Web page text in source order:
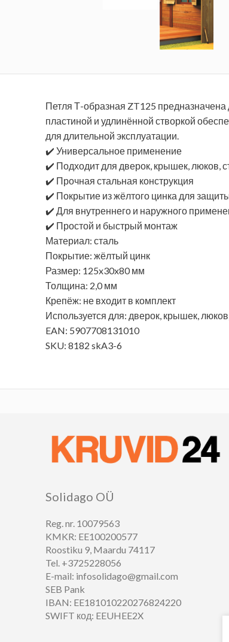
Петля Т-образная ZT125 предназначена
пластиной и удлинённой створкой
для длительной эксплуатации.
✔️ Универсальное применение
✔️ Подходит для дверок, крышек, люков,
✔️ Прочная стальная конструкция
✔️ Покрытие из жёлтого цинка для
✔️ Для внутреннего и наружного
✔️ Простой и быстрый монтаж
Материал: сталь
Покрытие: жёлтый цинк
Размер: 125x30x80 мм
Толщина: 2,0 мм
Крепёж: не входит в комплект
Используется для: дверок, крышек,
EAN: 5907708131010
SKU: 8182 skA3-6
Solidago OÜ
Reg. nr. 10079563
KMKR: EE100200577
Roostiku 9, Maardu 74117
Tel. +3725228056
E-mail: infosolidago@gmail.com
SEB Pank
IBAN: EE181010220276824220
SWIFT код: EEUHEE2X